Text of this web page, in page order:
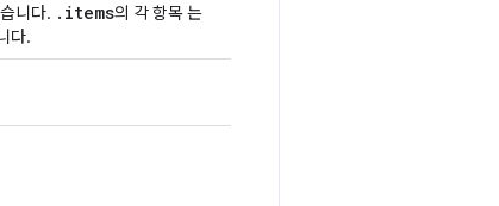
니다. . items의 각 항목 는
다.